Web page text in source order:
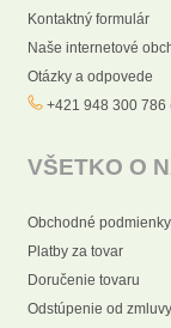
Kontaktný formulár
Naše internetové
Otázky a odpovede
+421 948 300 786
VŠETKO O
Obchodné podmienky
Platby za tovar
Doručenie tovaru
Odstúpenie od zmluvy